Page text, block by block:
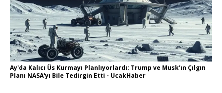
Ay'da Kalıcı Üs Kurmayı Planlıyorlardı: Trump ve Musk'ın Çılgın
Planı NASA'yı Bile Tedirgin Etti - UcakHaber